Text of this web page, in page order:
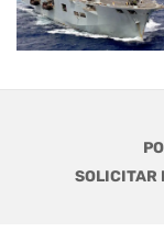
SOLICITAR